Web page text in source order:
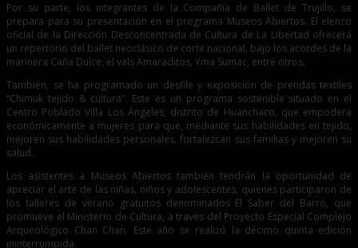
Por su parte, los integrantes de la Compañía de Ballet de Trujillo, se
prepara para su presentación en el programa Museos Abiertos. El elenco
oficial de la Dirección Desconcentrada de Cultura de La Libertad ofrecerá
un repertorio del ballet neoclásico de corte nacional, bajo los acordes de la
marinera Caña Dulce, el vals Amaraditos, Yma Sumac, entre otros.
También, se ha programado un desfile y exposición de prendas textiles
“Chimuk tejido & cultura”. Este es un programa sostenible situado en el
Centro Poblado Villa Los Ángeles, distrito de Huanchaco, que empodera
económicamente a mujeres para que, mediante sus habilidades en tejido,
mejoren sus habilidades personales, fortalezcan sus familias y mejoren su
salud.
Los asistentes a Museos Abiertos también tendrán la oportunidad de
apreciar el arte de las niñas, niños y adolescentes, quienes participaron de
los talleres de verano gratuitos denominados El Saber del Barro, que
promueve el Ministerio de Cultura, a través del Proyecto Especial Complejo
Arqueológico Chan Chan. Este año se realizó la décimo quinta edición
ininterrumpida.